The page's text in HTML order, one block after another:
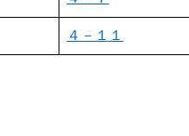
４－１１